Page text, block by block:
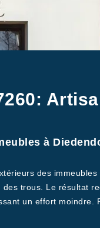
à
des immeubles
trous. Le résultat
un effort moindre.